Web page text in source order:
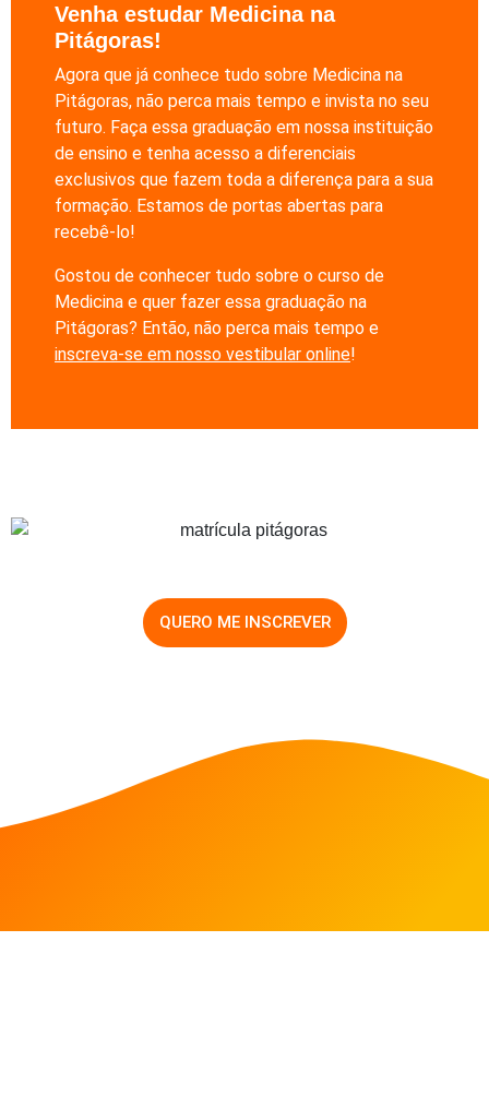
Venha estudar Medicina na
Pitágoras!
Agora que já conhece tudo sobre Medicina na
Pitágoras, não perca mais tempo e invista no seu
futuro. Faça essa graduação em nossa instituição
de ensino e tenha acesso a diferenciais
exclusivos que fazem toda a diferença para a sua
formação. Estamos de portas abertas para
recebê-lo!
Gostou de conhecer tudo sobre o curso de
Medicina e quer fazer essa graduação na
Pitágoras? Então, não perca mais tempo e
inscreva-se em nosso vestibular online!
QUERO ME INSCREVER